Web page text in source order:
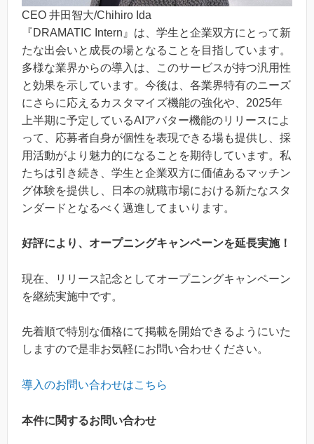
CEO 井田智大/Chihiro Ida
『DRAMATIC Intern』は、学生と企業双方にとって新
たな出会いと成長の場となることを目指しています。
多様な業界からの導入は、このサービスが持つ汎用性
と効果を示しています。今後は、各業界特有のニーズ
にさらに応えるカスタマイズ機能の強化や、2025年
上半期に予定しているAIアバター機能のリリースによ
って、応募者自身が個性を表現できる場も提供し、採
用活動がより魅力的になることを期待しています。私
たちは引き続き、学生と企業双方に価値あるマッチン
グ体験を提供し、日本の就職市場における新たなスタ
ンダードとなるべく邁進してまいります。
好評により、オープニングキャンペーンを延長実施！
現在、リリース記念としてオープニングキャンペーン
を継続実施中です。
先着順で特別な価格にて掲載を開始できるようにいた
しますので是非お気軽にお問い合わせください。
導入のお問い合わせはこちら
本件に関するお問い合わせ